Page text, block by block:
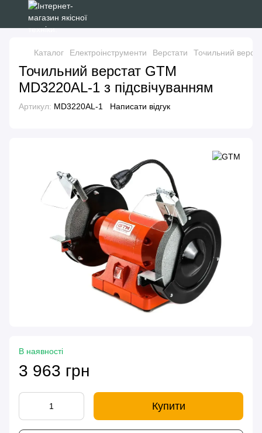
Каталог Електроінструменти Верстати Точильний
Точильний верстат GTM
MD3220AL-1 з підсвічуванням
Артикул: MD3220AL-1 Написати відгук
В наявності
3 963 грн
Купити